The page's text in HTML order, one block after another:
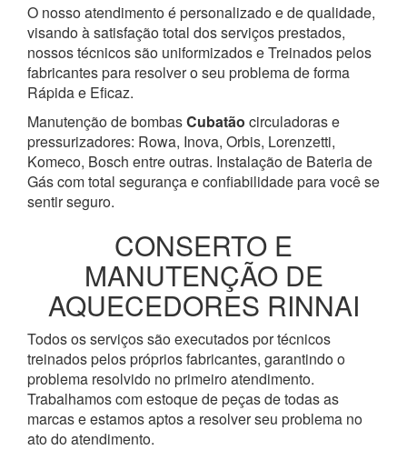
O nosso atendimento é personalizado e de qualidade,
visando à satisfação total dos serviços prestados,
nossos técnicos são uniformizados e Treinados pelos
fabricantes para resolver o seu problema de forma
Rápida e Eficaz.
Manutenção de bombasCubatão circuladoras e
pressurizadores: Rowa, Inova, Orbis, Lorenzetti,
Komeco, Bosch entre outras. Instalação de Bateria de
Gás com total segurança e confiabilidade para você se
sentir seguro.
CONSERTO E
MANUTENÇÃO DE
AQUECEDORES RINNAI
Todos os serviços são executados por técnicos
treinados pelos próprios fabricantes, garantindo o
problema resolvido no primeiro atendimento.
Trabalhamos com estoque de peças de todas as
marcas e estamos aptos a resolver seu problema no
ato do atendimento.